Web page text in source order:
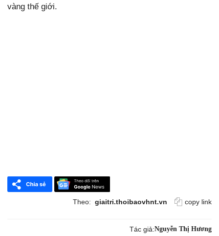
vàng thế giới.
Theo: giaitri.thoibaovhnt.vn copy link
Tác giả:Nguyễn Thị Hương